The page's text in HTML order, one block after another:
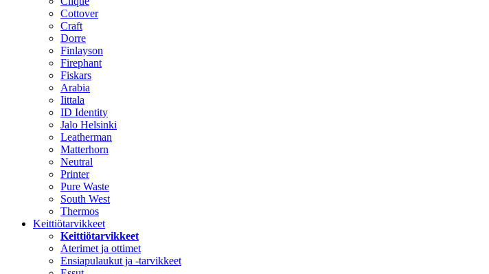
Cottover
Craft
Dorre
Finlayson
Firephant
Fiskars
Arabia
Iittala
ID Identity
Jalo Helsinki
Leatherman
Matterhorn
Neutral
Printer
Pure Waste
South West
Thermos
Keittiötarvikkeet
Keittiötarvikkeet
Aterimet ja ottimet
Ensiapulaukut ja -tarvikkeet